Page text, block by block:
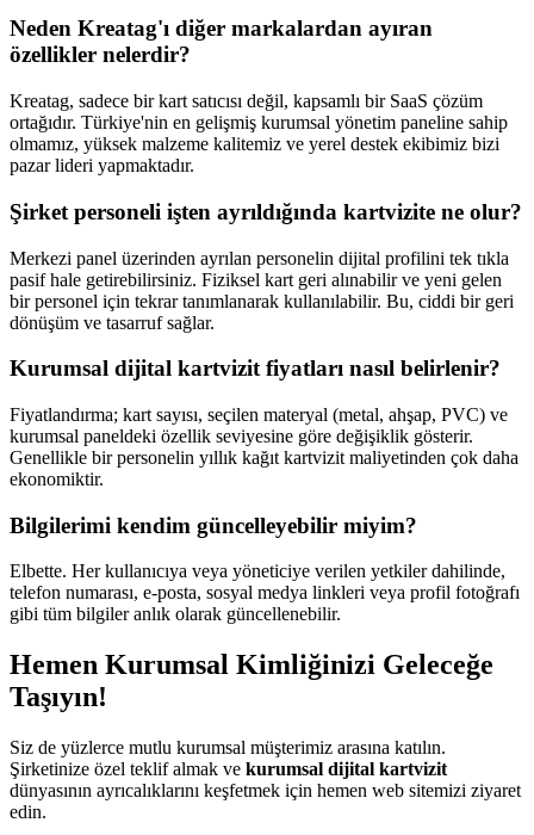
Neden Kreatag'ı diğer markalardan ayıran
özellikler nelerdir?
Kreatag, sadece bir kart satıcısı değil, kapsamlı bir SaaS çözüm
ortağıdır. Türkiye'nin en gelişmiş kurumsal yönetim paneline sahip
olmamız, yüksek malzeme kalitemiz ve yerel destek ekibimiz bizi
pazar lideri yapmaktadır.
Şirket personeli işten ayrıldığında kartvizite ne olur?
Merkezi panel üzerinden ayrılan personelin dijital profilini tek tıkla
pasif hale getirebilirsiniz. Fiziksel kart geri alınabilir ve yeni gelen
bir personel için tekrar tanımlanarak kullanılabilir. Bu, ciddi bir geri
dönüşüm ve tasarruf sağlar.
Kurumsal dijital kartvizit fiyatları nasıl belirlenir?
Fiyatlandırma; kart sayısı, seçilen materyal (metal, ahşap, PVC) ve
kurumsal paneldeki özellik seviyesine göre değişiklik gösterir.
Genellikle bir personelin yıllık kağıt kartvizit maliyetinden çok daha
ekonomiktir.
Bilgilerimi kendim güncelleyebilir miyim?
Elbette. Her kullanıcıya veya yöneticiye verilen yetkiler dahilinde,
telefon numarası, e-posta, sosyal medya linkleri veya profil fotoğrafı
gibi tüm bilgiler anlık olarak güncellenebilir.
Hemen Kurumsal Kimliğinizi Geleceğe
Taşıyın!
Siz de yüzlerce mutlu kurumsal müşterimiz arasına katılın.
Şirketinize özel teklif almak ve kurumsal dijital kartvizit
dünyasının ayrıcalıklarını keşfetmek için hemen web sitemizi ziyaret
edin.